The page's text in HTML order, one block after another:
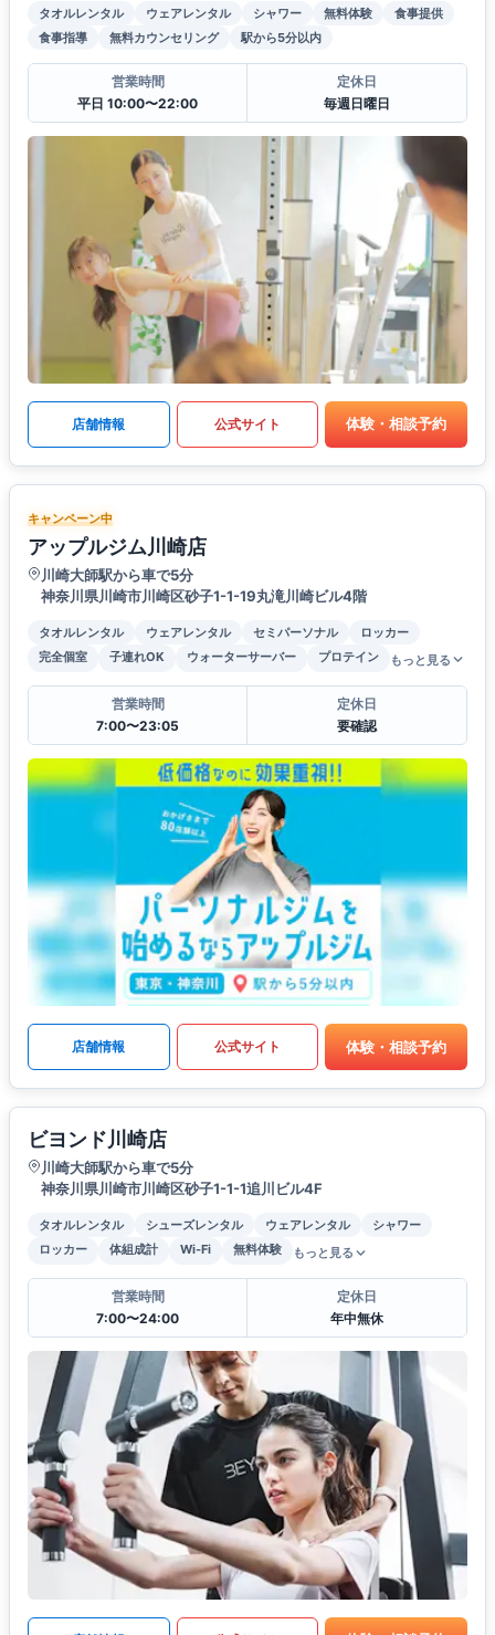
タオルレンタル ウェアレンタル シャワー 無料体験
食事提供
食事指導
無料カウンセリング 駅から5分以内
営業時間
平日 10:00〜22:00
定休日
毎週日曜日
店舗情報 公式サイト 体験・相談予約
キャンペーン中
アップルジム川崎店
川崎大師駅から車で5分
神奈川県川崎市川崎区砂子1-1-19丸滝川崎ビル4階
タオルレンタル ウェアレンタル セミパーソナル
ロッカー
完全個室
子連れOK ウォーターサーバー プロテイン もっと見る
営業時間
7:00〜23:05
定休日
要確認
店舗情報 公式サイト 体験・相談予約
ビヨンド川崎店
川崎大師駅から車で5分
神奈川県川崎市川崎区砂子1-1-1追川ビル4F
タオルレンタル シューズレンタル ウェアレンタル
シャワー
ロッカー
体組成計 Wi-Fi 無料体験 もっと見る
営業時間
7:00〜24:00
定休日
年中無休